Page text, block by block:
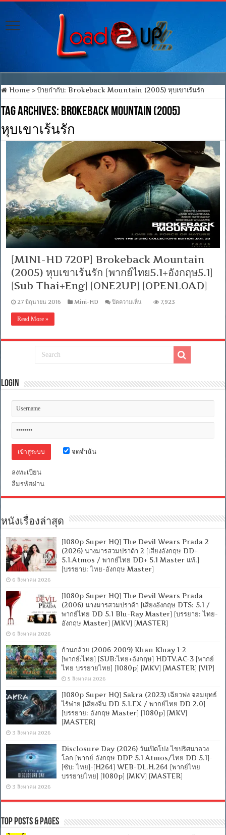
Home > ป้ายกำกับ:Brokeback Mountain (2005) หุบเขาเร้นรัก
Tag Archives: Brokeback Mountain (2005)
หุบเขาเร้นรัก
[MINI-HD 720P] Brokeback Mountain
(2005) หุบเขาเร้นรัก [พากย์ไทย5.1+อังกฤษ5.1]
[Sub Thai+Eng] [ONE2UP] [OPENLOAD]
27 มิถุนายน 2016 Mini-HD ปิดความเห็น
Mountain
[พากย์
ไทย5.1+อังกฤษ5.1]
7,923
Read More »
Login
จดจำฉัน
ลงทะเบียน
ลืมรหัสผ่าน
หนังเรื่องล่าสุด
[1080p Super HQ] The Devil Wears Prada 2
(2026) นางมารสวมปราด้า 2 [เสียงอังกฤษ DD+
5.1.Atmos / พากย์ไทย DD+ 5.1 Master แท้.]
[บรรยาย: ไทย-อังกฤษ Master]
6 สิงหาคม 2026
[1080p Super HQ] The Devil Wears Prada
(2006) นางมารสวมปราด้า [เสียงอังกฤษ DTS: 5.1 /
พากย์ไทย DD 5.1 Blu-Ray Master] [บรรยาย: ไทย-
อังกฤษ Master] [MKV] [MASTER]
6 สิงหาคม 2026
ก้านกล้วย (2006-2009) Khan Kluay 1-2
[พากย์:ไทย] [SUB:ไทย+อังกฤษ] HDTV.AC-3 [พากย์
ไทย บรรยายไทย] [1080p] [MKV] [MASTER] [VIP]
5 สิงหาคม 2026
[1080p Super HQ] Sakra (2023) เฉียวฟง จอมยุทธ์
ไร้พ่าย [เสียงจีน DD 5.1.EX / พากย์ไทย DD 2.0]
[บรรยาย: อังกฤษ Master] [1080p] [MKV]
[MASTER]
3 สิงหาคม 2026
Disclosure Day (2026) วันเปิดโปง ไขปริศนาลวง
โลก [พากย์ อังกฤษ DDP 5.1 Atmos/ไทย DD 5.1]-
[ซับ: ไทย]-[H264] WEB-DL.H.264 [พากย์ไทย
บรรยายไทย] [1080p] [MKV] [MASTER]
3 สิงหาคม 2026
Top Posts & Pages